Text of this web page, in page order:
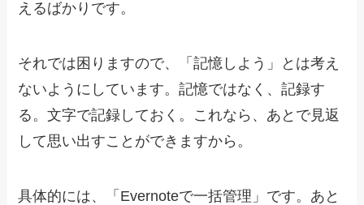
えるばかりです。
それでは困りますので、「記憶しよう」とは考え
ないようにしています。記憶ではなく、記録す
る。文字で記録しておく。これなら、あとで見返
して思い出すことができますから。
具体的には、「Evernoteで一括管理」です。あと